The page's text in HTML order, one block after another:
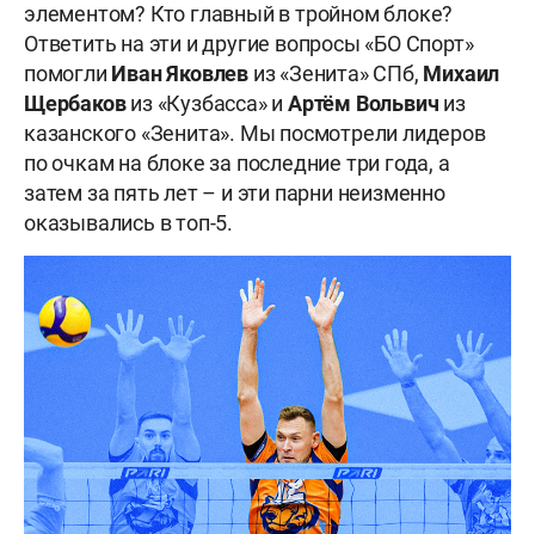
элементом? Кто главный в тройном блоке?
Ответить на эти и другие вопросы «БО Спорт»
помогли ИванЯковлев из «Зенита» СПб, Михаил
Щербаковиз «Кузбасса» иАртём Вольвич из
казанского «Зенита». Мы посмотрели лидеров
по очкам на блоке за последние три года, а
затем за пять лет – и эти парни неизменно
оказывались в топ-5.